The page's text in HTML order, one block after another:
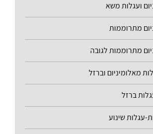
ועגלות משא
מתרוממות
מתרוממות לגובה
מאלומיניום וברזל
ברזל
עגלות שינוע